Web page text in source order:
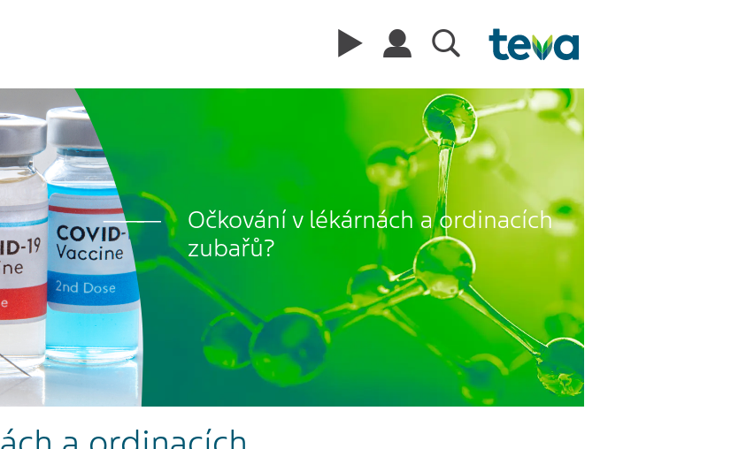
Očkování v lékárnách a ordinacích
zubařů?